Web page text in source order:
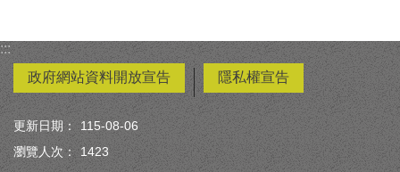
:::
政府網站資料開放宣告
隱私權宣告
更新日期：
115-08-06
瀏覽人次：
1423